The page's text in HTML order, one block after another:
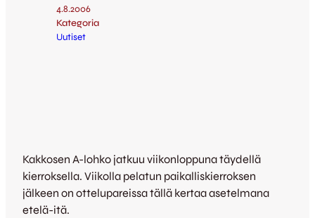
4.8.2006
Kategoria
Uutiset
Kakkosen A-lohko jatkuu viikonloppuna täydellä
kierroksella. Viikolla pelatun paikalliskierroksen
jälkeen on ottelupareissa tällä kertaa asetelmana
etelä-itä.